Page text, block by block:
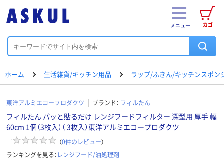
カゴ
メニュー
ホーム 生活雑貨/キッチン用品 ラップ/ふきん/キッチンスポン
東洋アルミエコープロダクツ ブランド： フィルたん
フィルたん パッと貼るだけ レンジフードフィルター 深型用 厚手 幅
60cm 1個（3枚入）（ 3枚入）東洋アルミエコープロダクツ
（0件のレビュー）
ランキングを見る：レンジフード/油処理剤